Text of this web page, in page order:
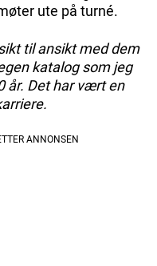
ute på turné.
til ansikt med dem
katalog som jeg
år. Det har vært en